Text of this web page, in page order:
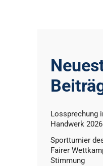
Lossprechung
Handwerk 2026
Sportturnier
Fairer
Stimmung